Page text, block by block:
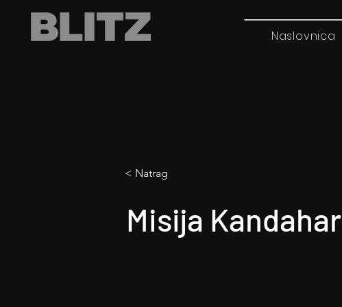
Naslovnica
< Natrag
Misija Kandahar